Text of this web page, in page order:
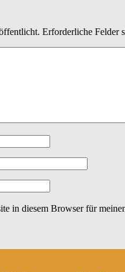
Erforderliche Felder
in diesem Browser für